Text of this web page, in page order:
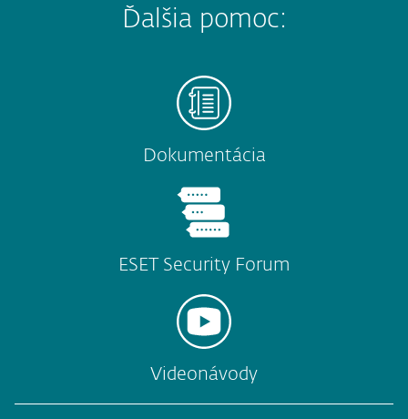
Ďalšia pomoc:
Dokumentácia
ESET Security Forum
Videonávody